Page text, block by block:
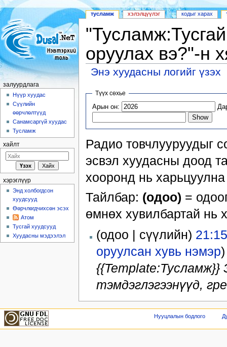
оруулах вэ?"-н
Энэ хуудасны логийг үзэх
Түүх сөхье
Арын он:
Радио товчлууруудыг
эсвэл хуудасны доод
хооронд нь харьцуулна
Тайлбар: (одоо) =
өмнөх хувилбартай нь
(одоо | сүүлийн)
оруулсан хувь нэмэр)
{{Template:Тусламж}}
тэмдэглэгээнүүд,
тусламж хэлэлцүүлэг кодыг харах
залуурдлага
Нүүр хуудас
Сүүлийн
өөрчлөлтүүд
Санамсаргүй хуудас
Тусламж
хайлт
хэрэглүүр
Энд холбогдсон
хуудсууд
Өөрчлөгдчихсөн эсэх
Атом
Тусгай хуудсууд
Хуудасны мэдээлэл
Нууцлалын бодлого